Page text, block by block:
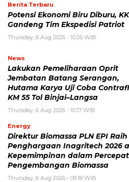
Berita Terbaru
Potensi Ekonomi Biru Diburu,
Gandeng Tim Ekspedisi Patriot
Thursday, 6 Aug 2026 - 10:26 WIB
News
Lakukan Pemeliharaan Oprit
Jembatan Batang Serangan,
Hutama Karya Uji Coba
KM 55 Tol Binjai–Langsa
Thursday, 6 Aug 2026 - 10:17 WIB
Energy
Direktur Biomassa PLN EPI Raih
Penghargaan Inagritech 2026
Kepemimpinan dalam
Pengembangan Biomassa
Thursday, 6 Aug 2026 - 09:18 WIB